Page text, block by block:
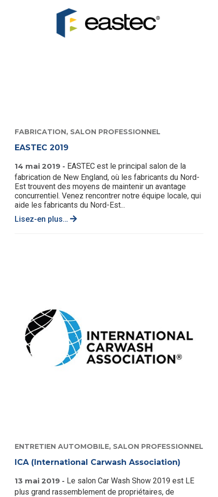
FABRICATION, SALON PROFESSIONNEL
EASTEC 2019
14 mai 2019 - EASTEC est le principal salon de la
fabrication de New England, où les fabricants du Nord-
Est trouvent des moyens de maintenir un avantage
concurrentiel. Venez rencontrer notre équipe locale, qui
aide les fabricants du Nord-Est...
Lisez-en plus…
ENTRETIEN AUTOMOBILE, SALON PROFESSIONNEL
ICA (International Carwash Association)
13 mai 2019 - Le salon Car Wash Show 2019 est LE
plus grand rassemblement de propriétaires, de